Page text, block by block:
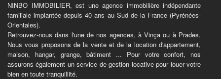
NINBO IMMOBILIER, est une agence immobilière indépendante
familiale implantée depuis 40 ans au Sud de la France (Pyrénées-
Orientales).
Retrouvez-nous dans l'une de nos agences, à Vinça ou à Prades.
Nous vous proposons de la vente et de la location d'appartement,
maison, hangar, grange, bâtiment ... Pour votre confort, nos
assurons également un service de gestion locative pour louer votre
bien en toute tranquillité.